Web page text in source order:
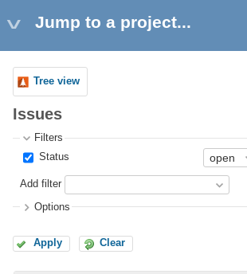
Jump to a project...
Tree view
Issues
Filters
Status
Add filter
Options
Apply Clear